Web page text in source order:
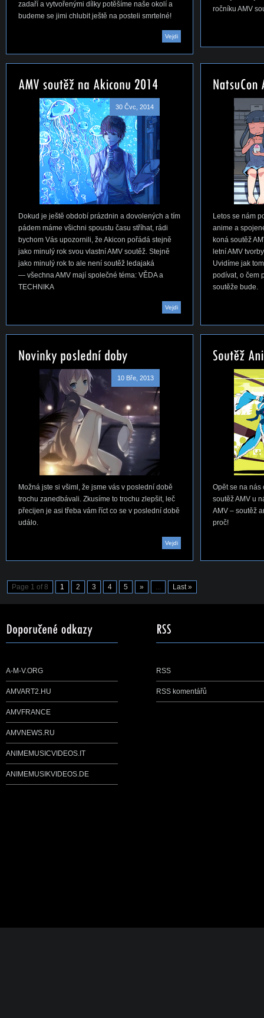
zadaří a vytvořenými dílky potěšíme naše okolí a
budeme se jimi chlubit ještě na posteli smrtelné!
Vejdi
ročníku AMV
30 Čvc, 2014
Dokud je ještě období prázdnin a dovolených a tím
pádem máme všichni spoustu času stříhat, rádi
bychom Vás upozornili, že Akicon pořádá stejně
jako minulý rok svou vlastní AMV soutěž. Stejně
jako minulý rok to ale není soutěž ledajaká
— všechna AMV mají společné téma: VĚDA a
TECHNIKA
Vejdi
Letos se nám
anime a
koná soutěž
letní AMV
Uvidíme jak
podívat, o čem
soutěže bude.
10 Bře, 2013
Možná jste si všiml, že jsme vás v poslední době
trochu zanedbávali. Zkusíme to trochu zlepšit, leč
přecijen je asi třeba vám říct co se v poslední době
událo.
Vejdi
Opět se na nás
soutěž AMV u
AMV – soutěž
proč!
Page 1 of 8 1 2 3 4 5 » ... Last »
A-M-V.ORG
AMVART2.HU
AMVFRANCE
AMVNEWS.RU
ANIMEMUSICVIDEOS.IT
ANIMEMUSIKVIDEOS.DE
RSS
RSS komentářů